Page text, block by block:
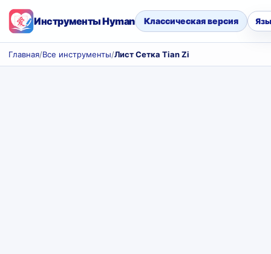
Инструменты Hyman Классическая версия
Главная/Все инструменты/Лист Сетка Tian Zi